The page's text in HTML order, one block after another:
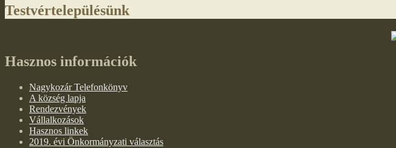
Testvértelepülésünk
Hasznos információk
Nagykozár Telefonkönyv
A község lapja
Rendezvények
Vállalkozások
Hasznos linkek
2019. évi Önkormányzati választás